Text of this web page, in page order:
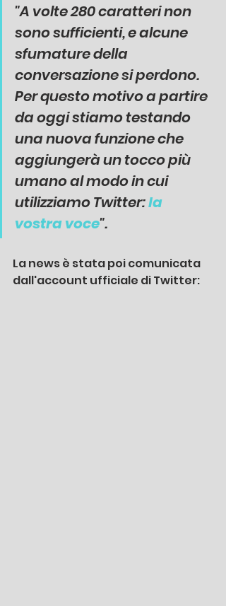
"A volte 280 caratteri non
sono sufficienti, e alcune
sfumature della
conversazione si perdono.
Per questo motivo a partire
da oggi stiamo testando
una nuova funzione che
aggiungerà un tocco più
umano al modo in cui
utilizziamo Twitter: la
vostra voce".
La news è stata poi comunicata
dall'account ufficiale di Twitter: